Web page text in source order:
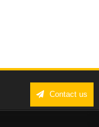
Contact us